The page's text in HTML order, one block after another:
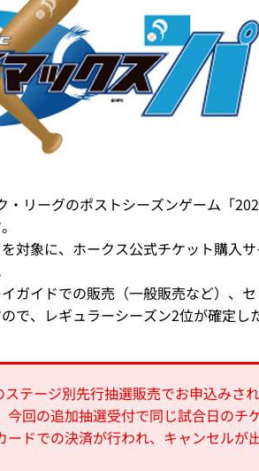
リーグのポストシーズンゲーム「
対象に、ホークス公式チケット購入
ガイドでの販売（一般販売など）、
で、レギュラーシーズン2位が確定
テージ別先行抽選販売でお申込みさ
回の追加抽選受付で同じ試合日のチ
ドでの決済が行われ、キャンセルが